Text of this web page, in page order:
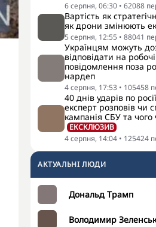
6 серпня, 06:30 • 62088
Вартість як
як дрони змінюють
5 серпня, 12:55 • 88041
Українцям можуть
відповідати на
повідомлення поза
нардеп
4 серпня, 17:53 • 105458
40 днів ударів по
експерт розповів чи
кампанія СБУ та чого
ЕКСКЛЮЗИВ
4 серпня, 14:04 • 125424
АКТУАЛЬНI ЛЮДИ
Дональд Трамп
Володимир